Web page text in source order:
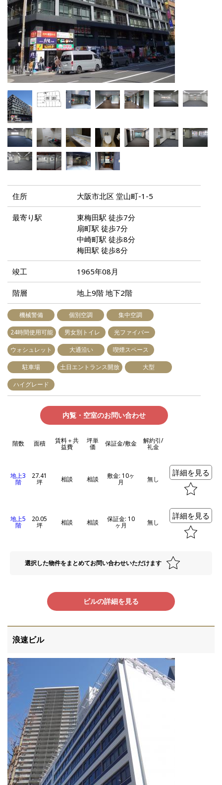
住所 大阪市北区 堂山町-1-5
最寄り駅
東梅田駅 徒歩7分
扇町駅 徒歩7分
中崎町駅 徒歩8分
梅田駅 徒歩8分
竣工 1965年08月
階層 地上9階 地下2階
機械警備 個別空調 集中空調
24時間使用可能 男女別トイレ 光ファイバー
ウォシュレット 大通沿い 喫煙スペース
駐車場 土日エントランス開放 大型
ハイグレード
内覧・空室のお問い合わせ
階数 面積 賃料＋共
益費
坪単
価 保証金/敷金 解約引/
礼金
地上3
階
27.41
坪 相談 相談 敷金: 10ヶ
月 無し
詳細を見る
地上5
階
20.05
坪 相談 相談 保証金: 10
ヶ月 無し
詳細を見る
選択した物件をまとめてお問い合わせいただけます
ビルの詳細を見る
浪速ビル